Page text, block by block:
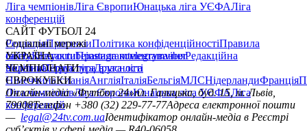
Ліга чемпіонівЛіга ЄвропиЮнацька ліга УЄФАЛіга
конференцій
САЙТ ФУТБОЛ 24
РедакціяПрогнозиПолітика конфіденційностіПравила
сайтуКонтактиПравила коментуванняРедакційна
політикаСтруктура власності
Соціальні мережі
facebookxyoutubeinstagramtelegramviber
УКРАЇНА
УкраїнаПерша лігаДруга ліга
ЧЕМПІОНАТИ
НімеччинаІспаніяАнгліяІталіяБельгіяМЛСНідерландиФранція
ЄВРОКУБКИ
Ліга чемпіонівЛіга ЄвропиЮнацька ліга УЄФАЛіга
конференцій
Онлайн-медіа «Футбол 24»пл. Галицька, буд. 15, м. Львів,
79008Телефон +380 (32) 229-77-77Адреса електронної пошти
— legal@24tv.com.uaІдентифікатор онлайн-медіа в Реєстрі